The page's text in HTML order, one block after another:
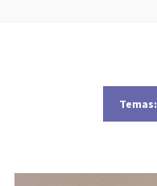
Temas: